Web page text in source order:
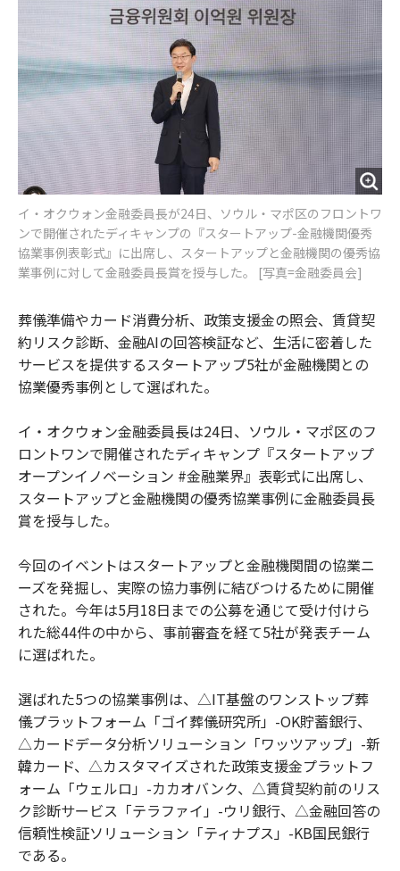
イ・オクウォン金融委員長が24日、ソウル・マポ区のフロントワ
ンで開催されたディキャンプの『スタートアップ-金融機関優秀
協業事例表彰式』に出席し、スタートアップと金融機関の優秀協
業事例に対して金融委員長賞を授与した。 [写真=金融委員会]
葬儀準備やカード消費分析、政策支援金の照会、賃貸契
約リスク診断、金融AIの回答検証など、生活に密着した
サービスを提供するスタートアップ5社が金融機関との
協業優秀事例として選ばれた。
イ・オクウォン金融委員長は24日、ソウル・マポ区のフ
ロントワンで開催されたディキャンプ『スタートアップ
オープンイノベーション #金融業界』表彰式に出席し、
スタートアップと金融機関の優秀協業事例に金融委員長
賞を授与した。
今回のイベントはスタートアップと金融機関間の協業ニ
ーズを発掘し、実際の協力事例に結びつけるために開催
された。今年は5月18日までの公募を通じて受け付けら
れた総44件の中から、事前審査を経て5社が発表チーム
に選ばれた。
選ばれた5つの協業事例は、△IT基盤のワンストップ葬
儀プラットフォーム「ゴイ葬儀研究所」-OK貯蓄銀行、
△カードデータ分析ソリューション「ワッツアップ」-新
韓カード、△カスタマイズされた政策支援金プラットフ
ォーム「ウェルロ」-カカオバンク、△賃貸契約前のリス
ク診断サービス「テラファイ」-ウリ銀行、△金融回答の
信頼性検証ソリューション「ティナプス」-KB国民銀行
である。